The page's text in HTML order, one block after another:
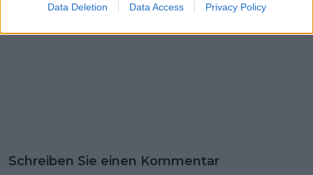
Data Deletion Data Access Privacy Policy
Schreiben Sie einen Kommentar